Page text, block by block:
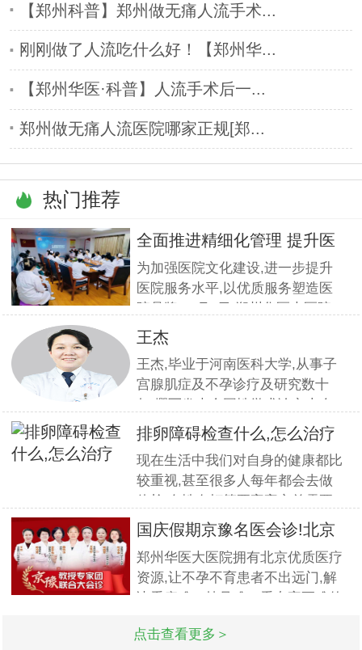
【郑州科普】郑州做无痛人流手术...
刚刚做了人流吃什么好！【郑州华...
【郑州华医·科普】人流手术后一...
郑州做无痛人流医院哪家正规[郑...
热门推荐
全面推进精细化管理 提升医
疗服
为加强医院文化建设,进一步提升
医院服务水平,以优质服务塑造医
院品牌,11月5日,郑州华医大医院
组织全员开展优质服务提升培训.
本期培训邀请到职业素养与服务设
计专家
王杰
王杰,毕业于河南医科大学,从事子
宫腺肌症及不孕诊疗及研究数十
年,撰写发表全国性学术论文十余
篇.对宫、腹腔镜等微创高科技技
术诊治子宫腺肌症、石女、子宫肌
瘤、女性不孕等妇科疑难杂症有一
套成熟完整的方案,深得患者好评!
排卵障碍检查什么,怎么治疗
现在生活中我们对自身的健康都比
较重视,甚至很多人每年都会去做
到医院做孕前检查,这样才能更好
的保证怀孕的诊疗率.有患者想了
解排卵障碍检查什么?怎么治疗?我
们来一起了解下. 排卵障碍检查什
国庆假期京豫名医会诊!北京
不孕
郑州华医大医院拥有北京优质医疗
资源,让不孕不育患者不出远门,解
决看病难、挂号难、看专家更难的
北京专家将与郑州华医大医院名医
点击查看更多＞